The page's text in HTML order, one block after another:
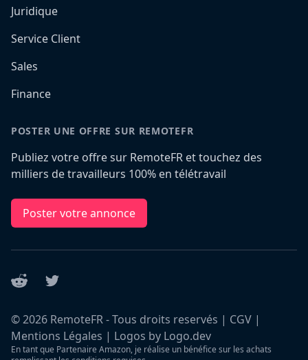
Juridique
Service Client
Sales
Finance
POSTER UNE OFFRE SUR REMOTEFR
Publiez votre offre sur RemoteFR et touchez des
milliers de travailleurs 100% en télétravail
Poster votre annonce
Reddit Twitter
©2026 RemoteFR - Tous droits reservés | CGV |
Mentions Légales | Logos by Logo.dev
En tant que Partenaire Amazon, je réalise un bénéfice sur les achats